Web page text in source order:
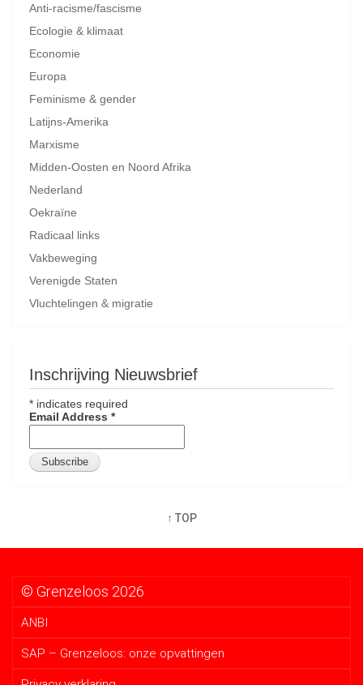
Anti-racisme/fascisme
Ecologie & klimaat
Economie
Europa
Feminisme & gender
Latijns-Amerika
Marxisme
Midden-Oosten en Noord Afrika
Nederland
Oekraïne
Radicaal links
Vakbeweging
Verenigde Staten
Vluchtelingen & migratie
Inschrijving Nieuwsbrief
* indicates required
Email Address *
↑ TOP
© Grenzeloos 2026
ANBI
SAP – Grenzeloos: onze opvattingen